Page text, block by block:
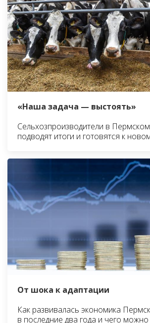
«Наша задача — выстоять»
Сельхозпроизводители в
подводят итоги и готовятся к
От шока к адаптации
Как развивалась экономика
в последние два года и чего